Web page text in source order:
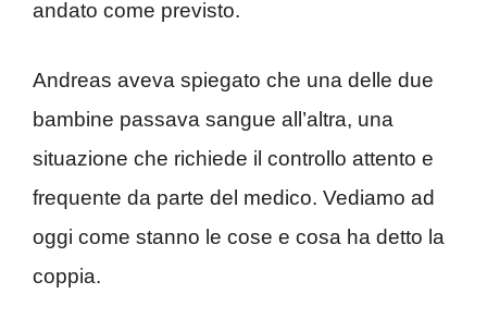
andato come previsto.
Andreas aveva spiegato che una delle due
bambine passava sangue all’altra, una
situazione che richiede il controllo attento e
frequente da parte del medico. Vediamo ad
oggi come stanno le cose e cosa ha detto la
coppia.